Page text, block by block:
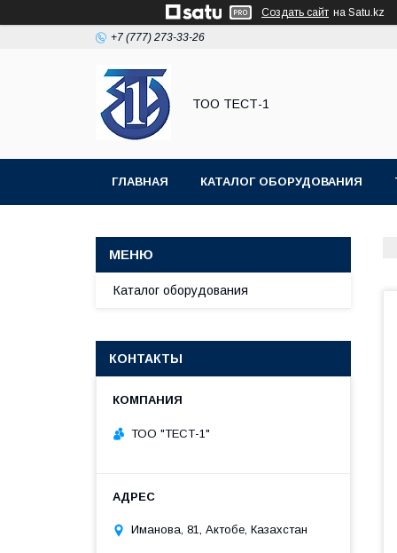
Создать сайт на Satu.kz
+7 (777) 273-33-26
ТОО ТЕСТ-1
ГЛАВНАЯ КАТАЛОГ ОБОРУДОВАНИЯ
Каталог оборудования
КОНТАКТЫ
ТОО "ТЕСТ-1"
Иманова, 81, Актобе, Казахстан